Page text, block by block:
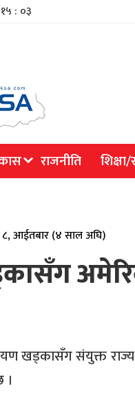
: ०४
राजनीति
८, आईतबार (४ साल अघि)
खड्कासँग संयुक्त
।